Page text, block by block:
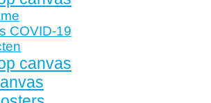
COVID-19
canvas